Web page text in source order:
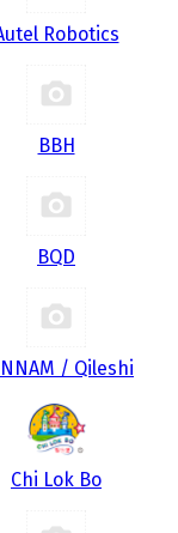
Robotics
BBH
BQD
/ Qileshi
Chi Lok Bo